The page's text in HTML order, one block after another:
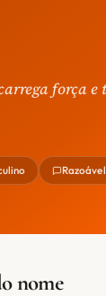
força e
Razoável
nome